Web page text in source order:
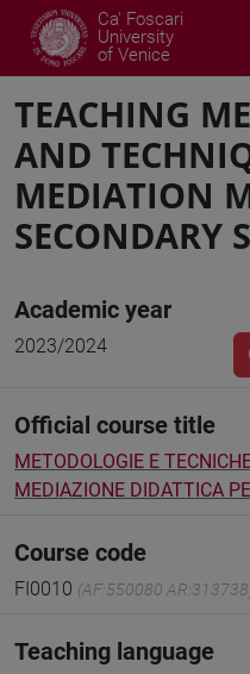
Ca' Foscari
University
of Venice
TEACHING
AND
MEDIATION
SECONDARY
Academic year
2023/2024
Official course title
METODOLOGIE E
MEDIAZIONE DIDATTICA
Course code
FI0010 (AF:550080
Teaching language